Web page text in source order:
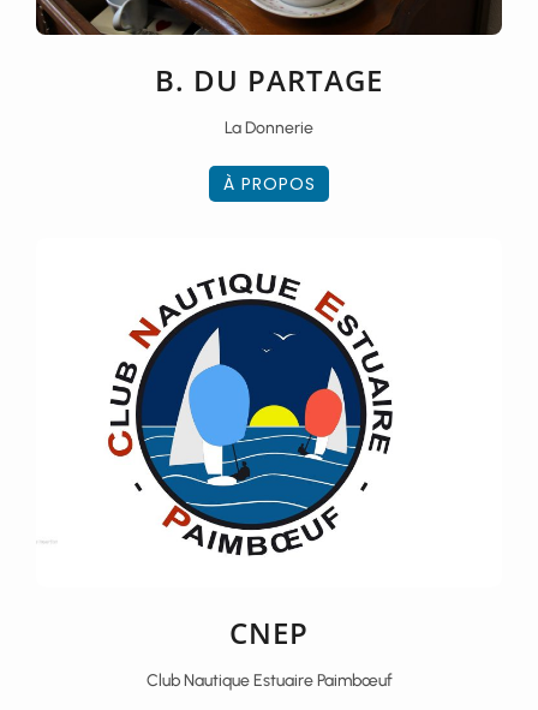
B. DU PARTAGE
La Donnerie
À PROPOS
CNEP
Club Nautique Estuaire Paimbœuf